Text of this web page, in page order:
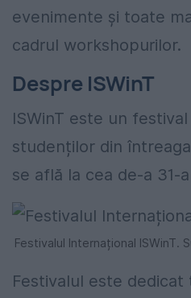
evenimente și toate
cadrul workshopurilor.
Despre ISWinT
ISWinT este un
studenților din
se află la cea de-a 31-
Festivalul Internațional ISWinT.
Festivalul este